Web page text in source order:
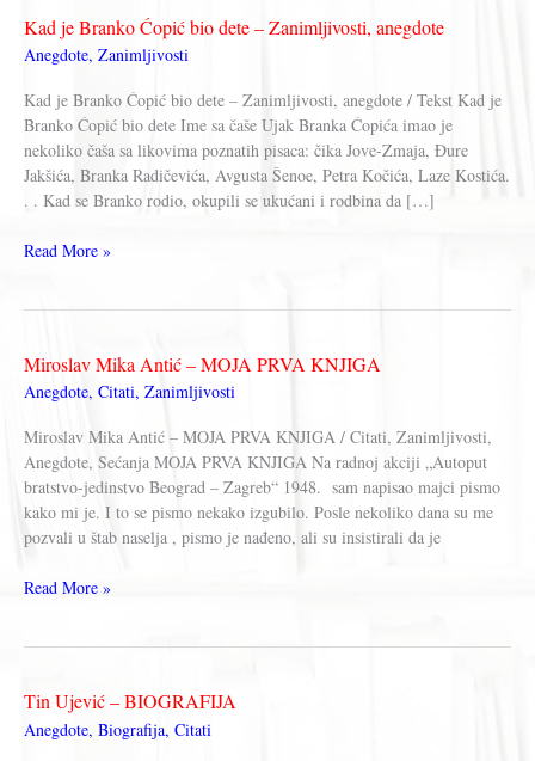
Kad je Branko Ćopić bio dete – Zanimljivosti, anegdote
Anegdote, Zanimljivosti
Kad je Branko Ćopić bio dete – Zanimljivosti, anegdote / Tekst Kad je
Branko Ćopić bio dete Ime sa čaše Ujak Branka Ćopića imao je
nekoliko čaša sa likovima poznatih pisaca: čika Jove-Zmaja, Đure
Jakšića, Branka Radičevića, Avgusta Šenoe, Petra Kočića, Laze Kostića.
. . Kad se Branko rodio, okupili se ukućani i rodbina da […]
Kad
dete
–
anegdote
Read More »
Miroslav Mika Antić – MOJA PRVA KNJIGA
Anegdote, Citati, Zanimljivosti
Miroslav Mika Antić – MOJA PRVA KNJIGA / Citati, Zanimljivosti,
Anegdote, Sećanja MOJA PRVA KNJIGA Na radnoj akciji „Autoput
bratstvo-jedinstvo Beograd – Zagreb“ 1948. sam napisao majci pismo
kako mi je. I to se pismo nekako izgubilo. Posle nekoliko dana su me
pozvali u štab naselja , pismo je nađeno, ali su insistirali da je
Miroslav
PRVA
KNJIGA
Read More »
Tin Ujević – BIOGRAFIJA
Anegdote, Biografija, Citati